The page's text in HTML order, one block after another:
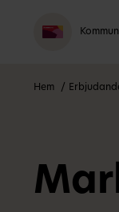
Hem